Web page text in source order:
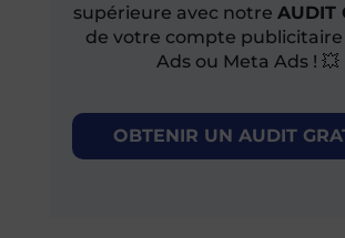
supérieure avec notreAUDIT
de votre compte publicitaire
Ads ou Meta Ads ! 💥
OBTENIR UN AUDIT